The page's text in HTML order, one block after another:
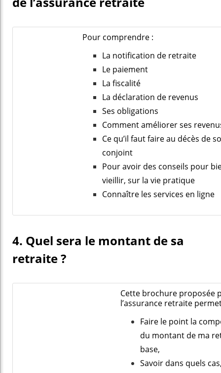
Pour comprendre :
La notification de retraite
Le paiement
La fiscalité
La déclaration de revenus
Ses obligations
Comment améliorer ses
Ce qu’il faut faire au décès de
conjoint
Pour avoir des conseils pour
vieillir, sur la vie pratique
Connaître les services en ligne
4. Quel sera le montant de sa
retraite ?
Cette brochure proposée
l’assurance retraite
Faire le point la
du montant de ma
base,
Savoir dans quels